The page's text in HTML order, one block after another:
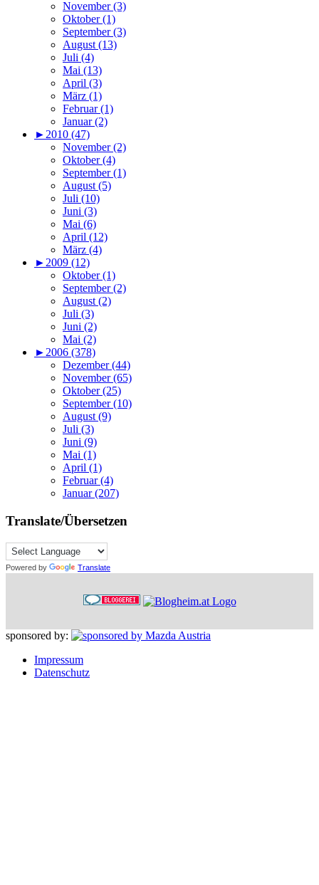
November (3)
Oktober (1)
September (3)
August (13)
Juli (4)
Mai (13)
April (3)
März (1)
Februar (1)
Januar (2)
►2010 (47)
November (2)
Oktober (4)
September (1)
August (5)
Juli (10)
Juni (3)
Mai (6)
April (12)
März (4)
►2009 (12)
Oktober (1)
September (2)
August (2)
Juli (3)
Juni (2)
Mai (2)
►2006 (378)
Dezember (44)
November (65)
Oktober (25)
September (10)
August (9)
Juli (3)
Juni (9)
Mai (1)
April (1)
Februar (4)
Januar (207)
Translate/Übersetzen
Powered by Translate
sponsored by:
Impressum
Datenschutz